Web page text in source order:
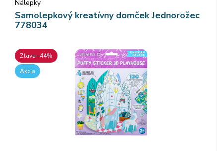
Nálepky
Samolepkový kreatívny domček Jednorožec
778034
Zľava -44%
Akcia